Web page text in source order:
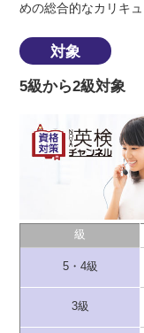
めの総合的なカリキュ
対象
5級から2級対象
級
5・4級
3級